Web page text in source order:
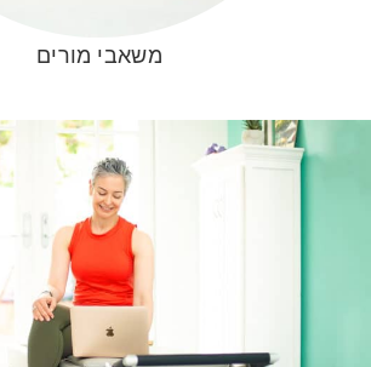
משאבי מורים